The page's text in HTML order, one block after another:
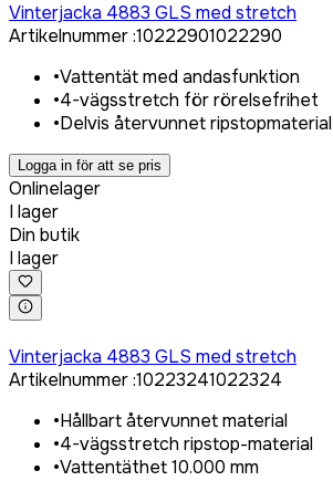
Vinterjacka 4883 GLS med stretch
Artikelnummer:10222901022290
•Vattentät med andasfunktion
•4-vägsstretch för rörelsefrihet
•Delvis återvunnet ripstopmaterial
Logga in för att se pris
Onlinelager
I lager
Din butik
I lager
Vinterjacka 4883 GLS med stretch
Artikelnummer:10223241022324
•Hållbart återvunnet material
•4-vägsstretch ripstop-material
•Vattentäthet 10.000 mm